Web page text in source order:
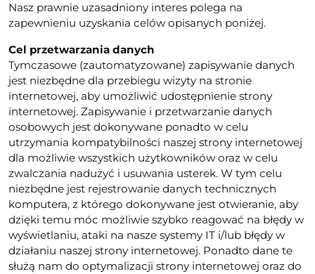
Nasz prawnie uzasadniony interes polega na
zapewnieniu uzyskania celów opisanych poniżej.
Cel przetwarzania danych
Tymczasowe (zautomatyzowane) zapisywanie danych
jest niezbędne dla przebiegu wizyty na stronie
internetowej, aby umożliwić udostępnienie strony
internetowej. Zapisywanie i przetwarzanie danych
osobowych jest dokonywane ponadto w celu
utrzymania kompatybilności naszej strony internetowej
dla możliwie wszystkich użytkowników oraz w celu
zwalczania nadużyć i usuwania usterek. W tym celu
niezbędne jest rejestrowanie danych technicznych
komputera, z którego dokonywane jest otwieranie, aby
dzięki temu móc możliwie szybko reagować na błędy w
wyświetlaniu, ataki na nasze systemy IT i/lub błędy w
działaniu naszej strony internetowej. Ponadto dane te
służą nam do optymalizacji strony internetowej oraz do